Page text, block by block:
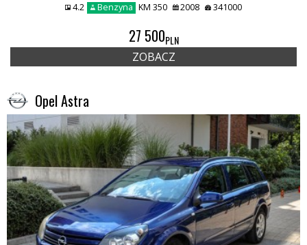
4.2 Benzyna KM 350 2008 341000
27 500PLN
ZOBACZ
Opel Astra